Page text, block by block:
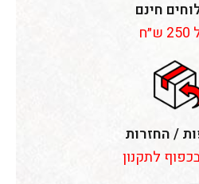
חינם
/ החזרות
לתקנון